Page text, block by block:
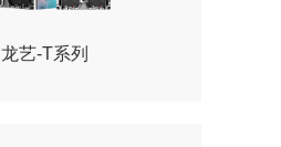
龙艺-T系列